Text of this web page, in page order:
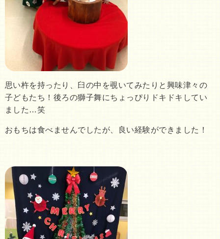
思い杵を持ったり、臼の中を覗いてみたりと興味津々の
子どもたち！後ろの獅子舞にちょっぴりドキドキしてい
ました…笑
おもちは食べませんでしたが、良い経験ができました！